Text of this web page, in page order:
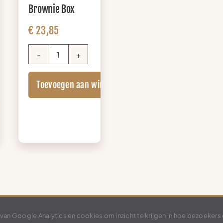
Brownie Box
€ 23,85
Brownie
Box
aantal
Toevoegen aan winkelwagen
Google Analytics en cookies om inzicht te krijgen in hoe bezoekers